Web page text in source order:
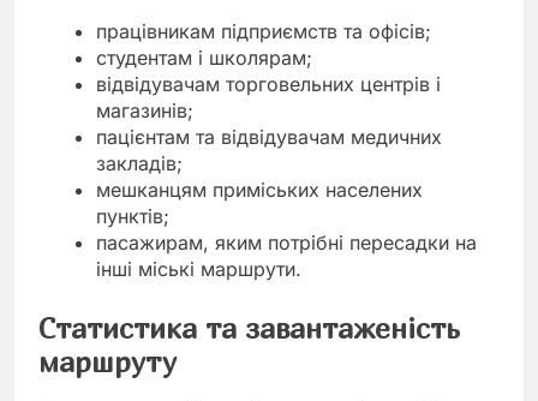
працівникам підприємств та офісів;
студентам і школярам;
відвідувачам торговельних центрів і
магазинів;
пацієнтам та відвідувачам медичних
закладів;
мешканцям приміських населених
пунктів;
пасажирам, яким потрібні пересадки на
інші міські маршрути.
Статистика та завантаженість
маршруту